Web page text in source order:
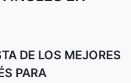
DE LOS MEJORES
PARA